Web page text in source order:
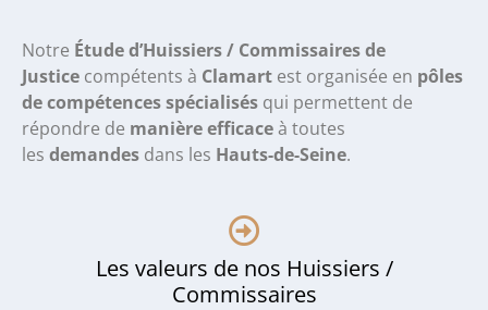
Notre Étude d’Huissiers / Commissaires de
Justice compétents à Clamart est organisée en pôles
de compétences spécialisés qui permettent de
répondre de manière efficaceà toutes
les demandes dans les Hauts-de-Seine.
Les valeurs de nos Huissiers /
Commissaires